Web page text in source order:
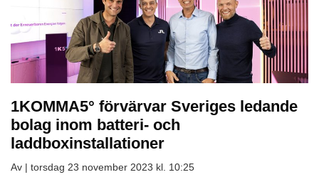
1KOMMA5° förvärvar Sveriges ledande
bolag inom batteri- och
laddboxinstallationer
Av | torsdag 23 november 2023 kl. 10:25